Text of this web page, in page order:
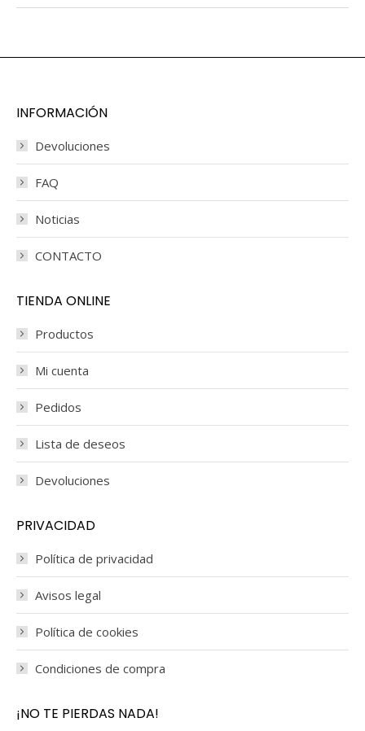
INFORMACIÓN
Devoluciones
FAQ
Noticias
CONTACTO
TIENDA ONLINE
Productos
Mi cuenta
Pedidos
Lista de deseos
Devoluciones
PRIVACIDAD
Política de privacidad
Avisos legal
Política de cookies
Condiciones de compra
¡NO TE PIERDAS NADA!